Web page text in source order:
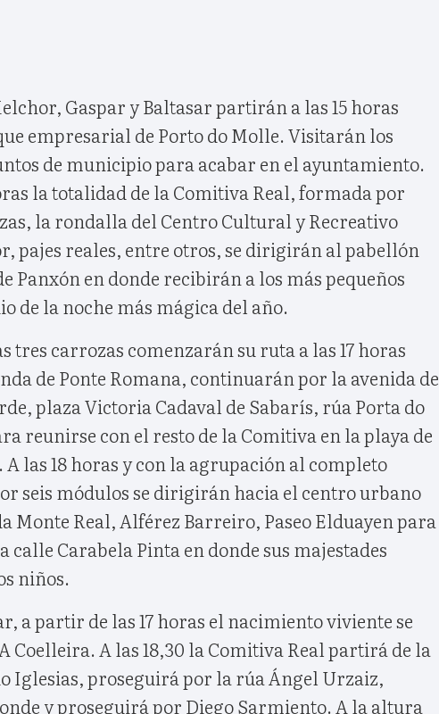
Gaspar y Baltasar partirán a las 15 horas
empresarial de Porto do Molle. Visitarán los
de municipio para acabar en el ayuntamiento.
la totalidad de la Comitiva Real, formada por
la rondalla del Centro Cultural y Recreativo
pajes reales, entre otros, se dirigirán al pabellón
Panxón en donde recibirán a los más pequeños
de la noche más mágica del año.
tres carrozas comenzarán su ruta a las 17 horas
de Ponte Romana, continuarán por la avenida de
plaza Victoria Cadaval de Sabarís, rúa Porta do
reunirse con el resto de la Comitiva en la playa de
las 18 horas y con la agrupación al completo
seis módulos se dirigirán hacia el centro urbano
Monte Real, Alférez Barreiro, Paseo Elduayen para
calle Carabela Pinta en donde sus majestades
niños.
a partir de las 17 horas el nacimiento viviente se
Coelleira. A las 18,30 la Comitiva Real partirá de la
Iglesias, proseguirá por la rúa Ángel Urzaiz,
y proseguirá por Diego Sarmiento. A la altura